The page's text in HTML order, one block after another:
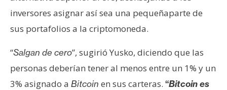
e
P
r
n
s
a
inversores asignar así sea una pequeñaparte de
sus portafolios a la criptomoneda.
“Salgan de cero”, sugirió Yusko, diciendo que las
personas deberían tener al menos entre un 1% y un
3% asignado a Bitcoin en sus carteras. “Bitcoin es